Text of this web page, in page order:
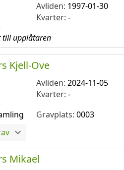
Avliden: 1997-01-30
Kvarter:-
till upplåtaren
Kjell-Ove
Avliden:2024-11-05
Kvarter:-
Gravplats:0003
Mikael